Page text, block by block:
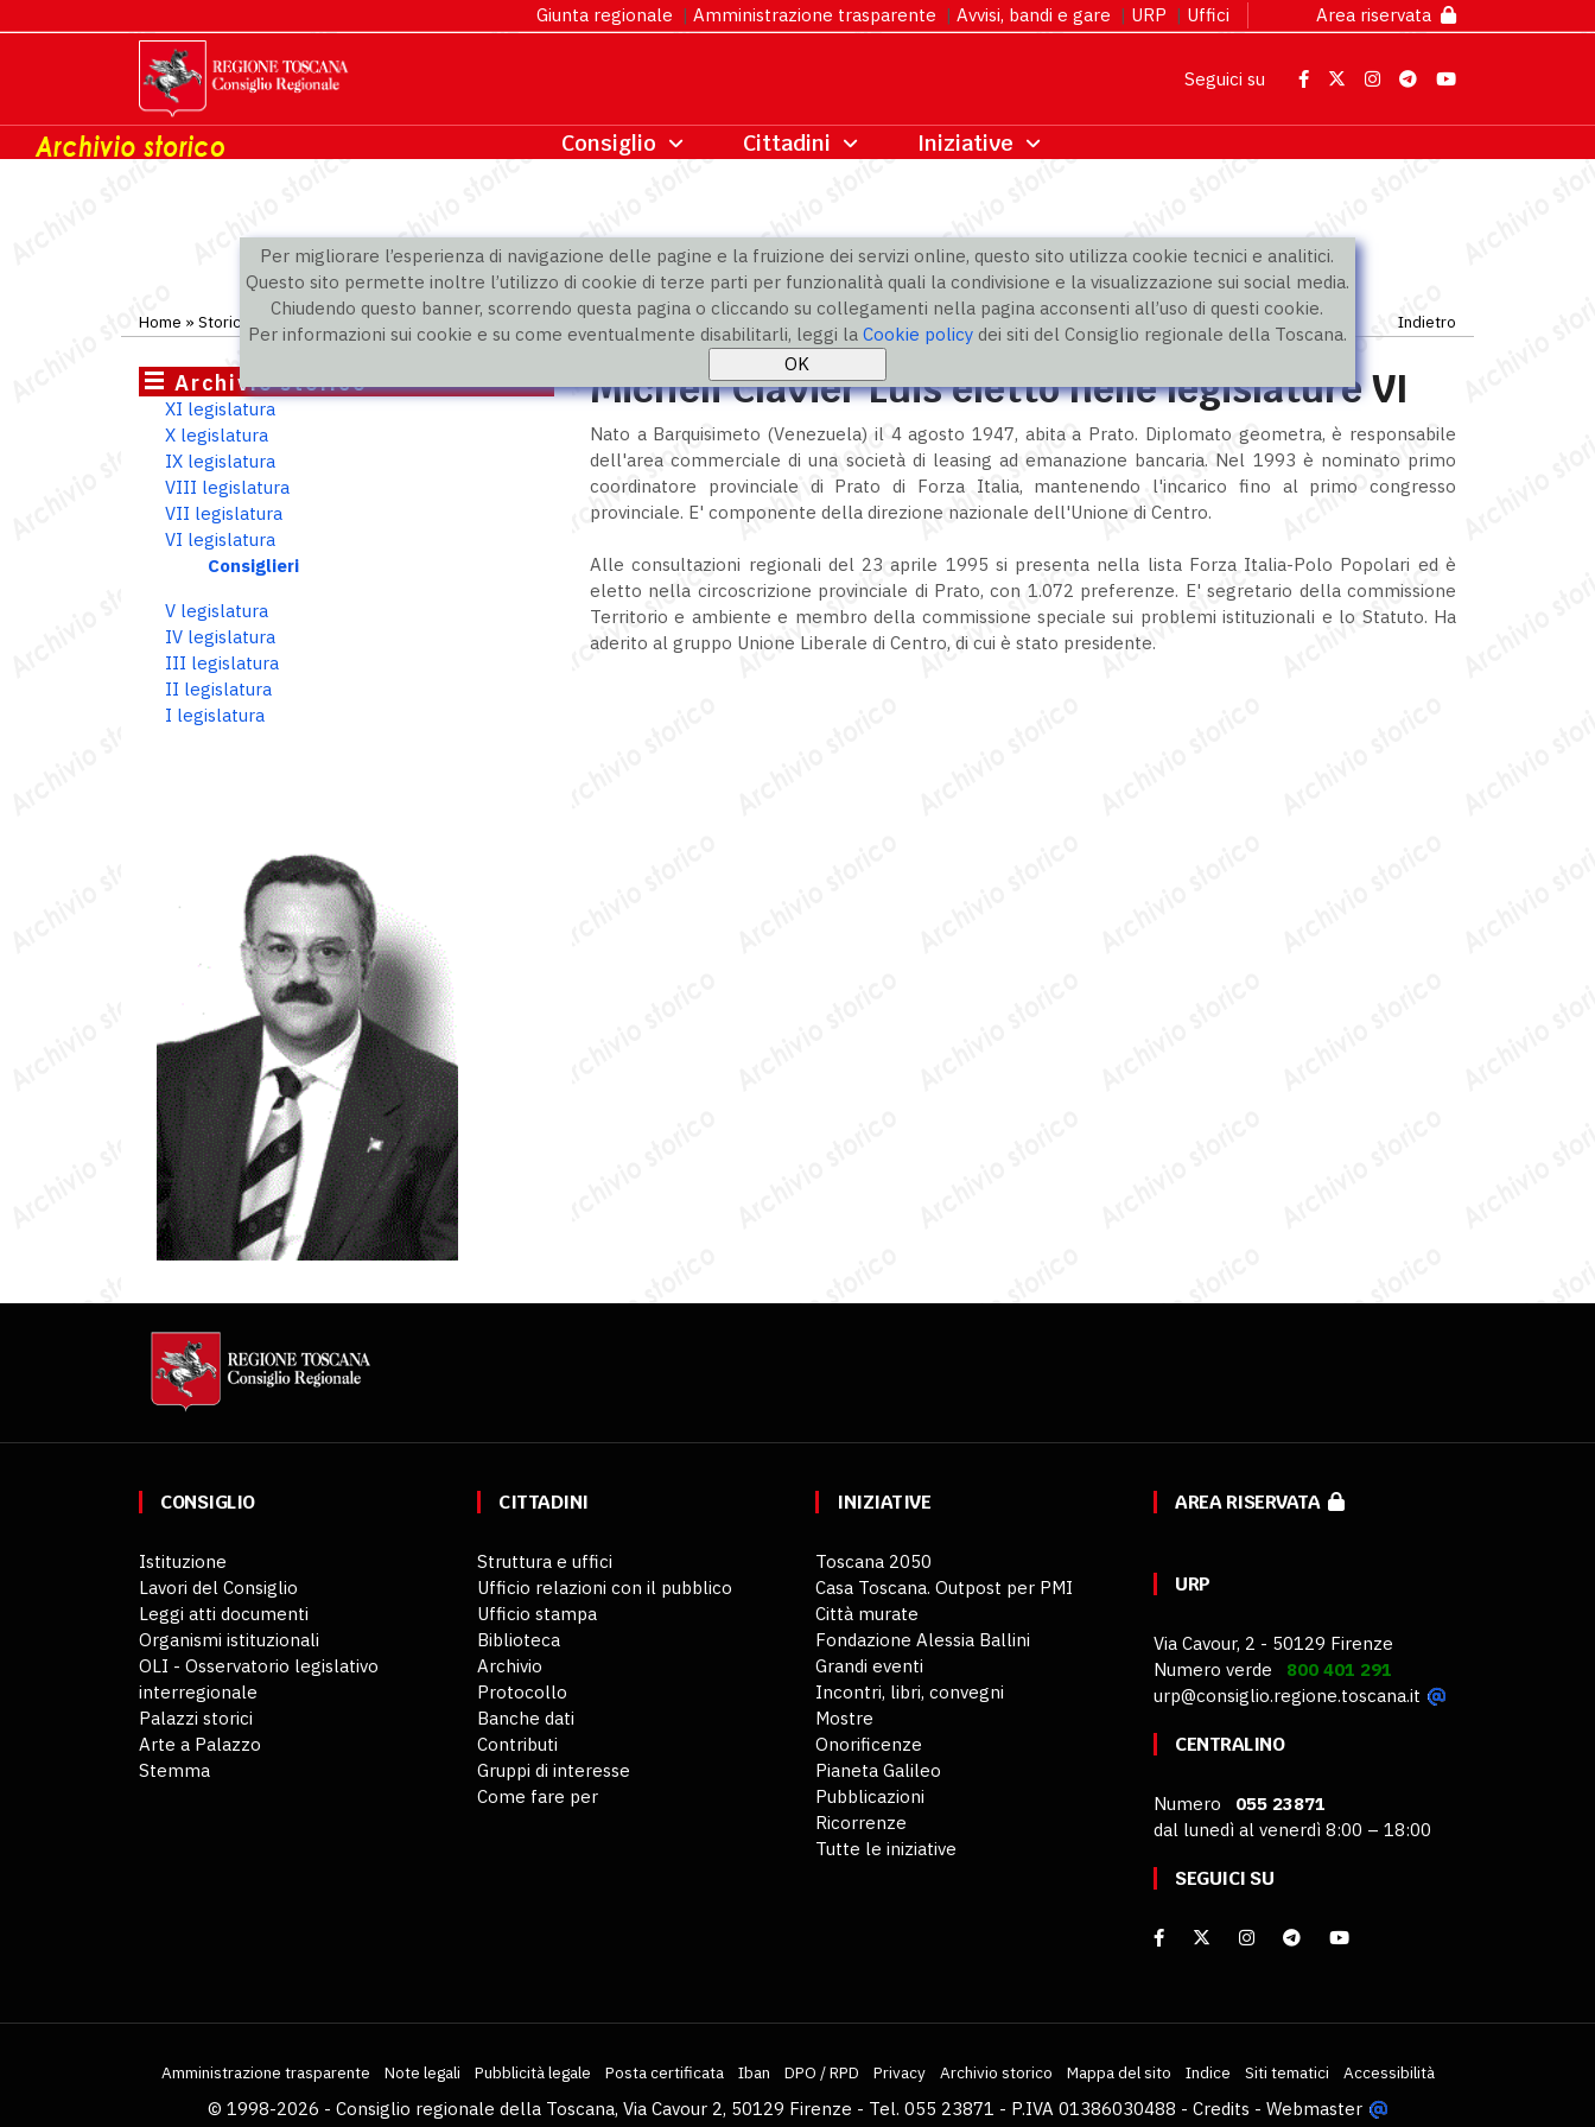
Per migliorare l’esperienza di navigazione delle pagine e la fruizione dei servizi online, questo sito utilizza cookie tecnici e analitici.
Questo sito permette inoltre l’utilizzo di cookie di terze parti per funzionalità quali la condivisione e la visualizzazione sui social media.
Chiudendo questo banner, scorrendo questa pagina o cliccando su collegamenti nella pagina acconsenti all’uso di questi cookie.
Per informazioni sui cookie e su come eventualmente disabilitarli, leggi la Cookie policydei siti del Consiglio regionale della Toscana.
Giunta regionale | Amministrazione trasparente | Avvisi, bandi e gare | URP | Uffici Area riservata
Seguici su
Home » Storico VI legislatura »Consiglieri Indietro
Archivio storico
XI legislatura
X legislatura
IX legislatura
VIII legislatura
VII legislatura
VI legislatura
Consiglieri
V legislatura
IV legislatura
III legislatura
II legislatura
I legislatura
Micheli Clavier Luis eletto nelle legislature VI
Nato a Barquisimeto (Venezuela) il 4 agosto 1947, abita a Prato. Diplomato geometra, è responsabile
dell'area commerciale di una società di leasing ad emanazione bancaria. Nel 1993 è nominato primo
coordinatore provinciale di Prato di Forza Italia, mantenendo l'incarico fino al primo congresso
provinciale. E' componente della direzione nazionale dell'Unione di Centro.
Alle consultazioni regionali del 23 aprile 1995 si presenta nella lista Forza Italia-Polo Popolari ed è
eletto nella circoscrizione provinciale di Prato, con 1.072 preferenze. E' segretario della commissione
Territorio e ambiente e membro della commissione speciale sui problemi istituzionali e lo Statuto. Ha
aderito al gruppo Unione Liberale di Centro, di cui è stato presidente.
CONSIGLIO
Istituzione
Lavori del Consiglio
Leggi atti documenti
Organismi istituzionali
OLI - Osservatorio legislativo
interregionale
Palazzi storici
Arte a Palazzo
Stemma
CITTADINI
Struttura e uffici
Ufficio relazioni con il pubblico
Ufficio stampa
Biblioteca
Archivio
Protocollo
Banche dati
Contributi
Gruppi di interesse
Come fare per
INIZIATIVE
Toscana 2050
Casa Toscana. Outpost per PMI
Città murate
Fondazione Alessia Ballini
Grandi eventi
Incontri, libri, convegni
Mostre
Onorificenze
Pianeta Galileo
Pubblicazioni
Ricorrenze
Tutte le iniziative
AREA RISERVATA
URP
Via Cavour, 2 - 50129 Firenze
Numero verde 800 401 291
urp@consiglio.regione.toscana.it
CENTRALINO
Numero 055 23871
dal lunedì al venerdì 8:00 – 18:00
SEGUICI SU
Amministrazione trasparente Note legali Pubblicità legale Posta certificata Iban DPO / RPD Privacy Archivio storico Mappa del sito Indice Siti tematici Accessibilità
© 1998-2026 - Consiglio regionale della Toscana, Via Cavour 2, 50129 Firenze - Tel. 055 23871 - P.IVA 01386030488 - Credits - Webmaster